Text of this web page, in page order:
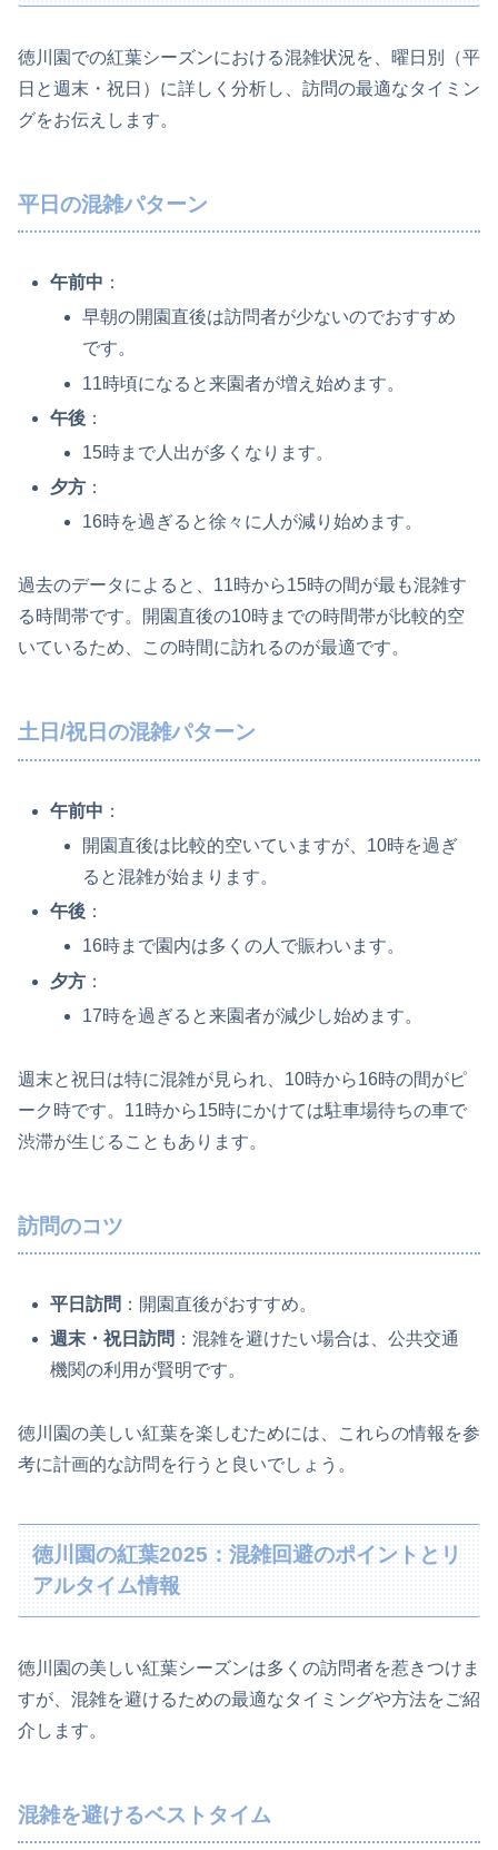
徳川園での紅葉シーズンにおける混雑状況を、曜日別（平
日と週末・祝日）に詳しく分析し、訪問の最適なタイミン
グをお伝えします。
平日の混雑パターン
午前中 ：
早朝の開園直後は訪問者が少ないのでおすすめ
です。
11時頃になると来園者が増え始めます。
午後 ：
15時まで人出が多くなります。
夕方 ：
16時を過ぎると徐々に人が減り始めます。
過去のデータによると、11時から15時の間が最も混雑す
る時間帯です。開園直後の10時までの時間帯が比較的空
いているため、この時間に訪れるのが最適です。
土日/祝日の混雑パターン
午前中 ：
開園直後は比較的空いていますが、10時を過ぎ
ると混雑が始まります。
午後 ：
16時まで園内は多くの人で賑わいます。
夕方 ：
17時を過ぎると来園者が減少し始めます。
週末と祝日は特に混雑が見られ、10時から16時の間がピ
ーク時です。11時から15時にかけては駐車場待ちの車で
渋滞が生じることもあります。
訪問のコツ
平日訪問 ：開園直後がおすすめ。
週末・祝日訪問 ：混雑を避けたい場合は、公共交通
機関の利用が賢明です。
徳川園の美しい紅葉を楽しむためには、これらの情報を参
考に計画的な訪問を行うと良いでしょう。
徳川園の紅葉2025：混雑回避のポイントとリ
アルタイム情報
徳川園の美しい紅葉シーズンは多くの訪問者を惹きつけま
すが、混雑を避けるための最適なタイミングや方法をご紹
介します。
混雑を避けるベストタイム